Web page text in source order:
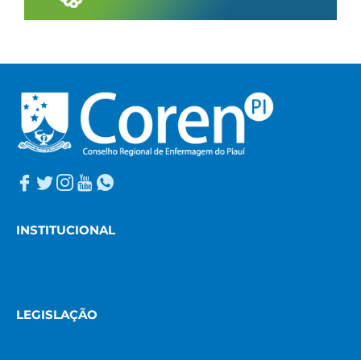
INSTITUCIONAL
LEGISLAÇÃO